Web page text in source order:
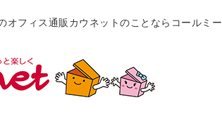
オフィス通販カウネットのことならコールミー